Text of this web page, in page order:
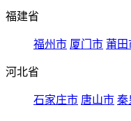
福建省
福州市 厦门市 莆田
河北省
石家庄市 唐山市 秦